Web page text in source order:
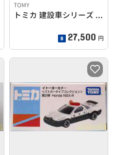
TOMY
トミカ 建設車シリーズ NO.3
27,500 円